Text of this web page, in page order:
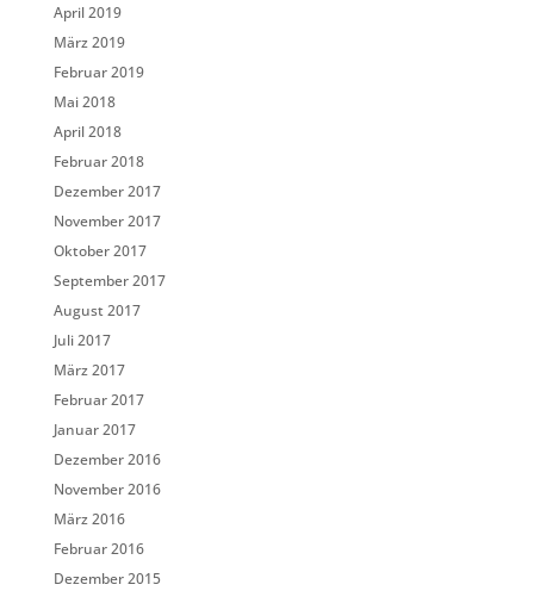
April 2019
März 2019
Februar 2019
Mai 2018
April 2018
Februar 2018
Dezember 2017
November 2017
Oktober 2017
September 2017
August 2017
Juli 2017
März 2017
Februar 2017
Januar 2017
Dezember 2016
November 2016
März 2016
Februar 2016
Dezember 2015